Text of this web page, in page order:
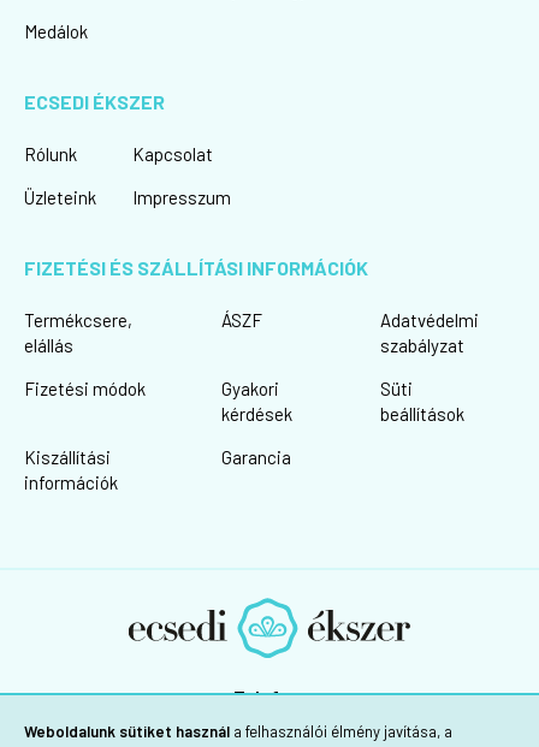
Weboldalunk sütiket használ a felhasználói élmény javítása, a
Medálok
ECSEDI ÉKSZER
Rólunk
Üzleteink
Kapcsolat
Impresszum
FIZETÉSI ÉS SZÁLLÍTÁSI INFORMÁCIÓK
Termékcsere,
elállás
Fizetési módok
Kiszállítási
információk
ÁSZF
Gyakori
kérdések
Garancia
Adatvédelmi
szabályzat
Süti
beállítások
Telefon:
+36 30/725-1160